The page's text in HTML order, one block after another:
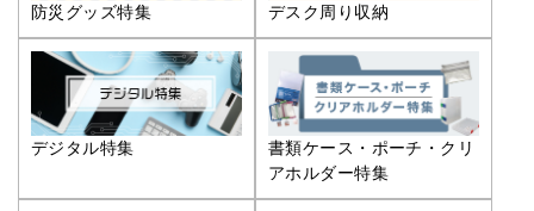
防災グッズ特集 デスク周り収納
デジタル特集
書類ケース・ポーチ・クリ
アホルダー特集